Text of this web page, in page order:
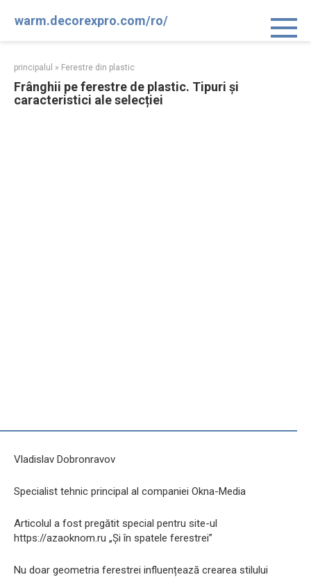
warm.decorexpro.com/ro/
principalul » Ferestre din plastic
Frânghii pe ferestre de plastic. Tipuri și
caracteristici ale selecției
Vladislav Dobronravov
Specialist tehnic principal al companiei Okna-Media
Articolul a fost pregătit special pentru site-ul
https://azaoknom.ru „Și în spatele ferestrei”
Nu doar geometria ferestrei influențează crearea stilului